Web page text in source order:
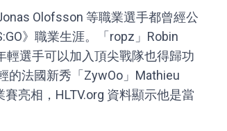
Olofsson 等職業選手都曾經公
》職業生涯。「ropz」Robin
輕選手可以加入頂尖戰隊也得歸功
的法國新秀「ZywOo」Mathieu
亮相，HLTV.org 資料顯示他是當